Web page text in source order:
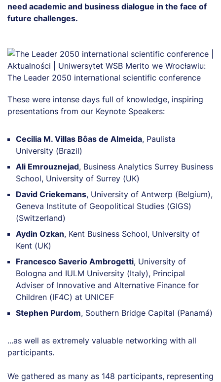
need academic and business dialogue in the face of
future challenges.
These were intense days full of knowledge, inspiring
presentations from our Keynote Speakers:
Cecilia M. Villas Bôas de Almeida, Paulista
University (Brazil)
Ali Emrouznejad, Business Analytics Surrey Business
School, University of Surrey (UK)
David Criekemans, University of Antwerp (Belgium),
Geneva Institute of Geopolitical Studies (GIGS)
(Switzerland)
Aydin Ozkan, Kent Business School, University of
Kent (UK)
Francesco Saverio Ambrogetti, University of
Bologna and IULM University (Italy), Principal
Adviser of Innovative and Alternative Finance for
Children (IF4C) at UNICEF
Stephen Purdom, Southern Bridge Capital (Panamá)
...as well as extremely valuable networking with all
participants.
We gathered as many as 148 participants, representing